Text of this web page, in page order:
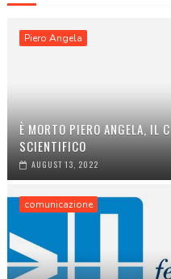
Piero Angela
È MORTO PIERO ANGELA, IL
SCIENTIFICO
AUGUST 13, 2022
comunicazione